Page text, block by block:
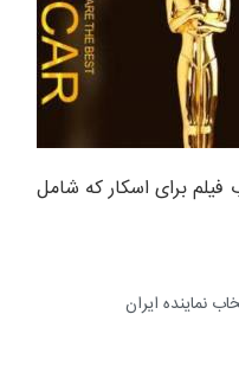
فیلم برای اسکار که شامل
نماینده ایران